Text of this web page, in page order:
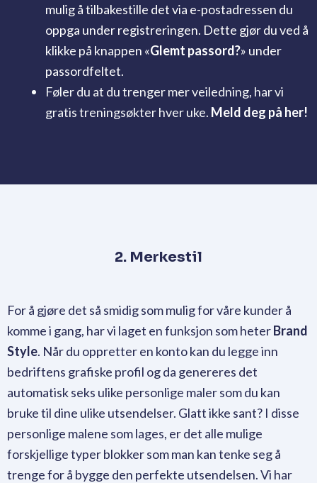
mulig å tilbakestille det via e-postadressen du
oppga under registreringen. Dette gjør du ved å
klikke på knappen «Glemt passord?» under
passordfeltet.
Føler du at du trenger mer veiledning, har vi
gratis treningsøkter hver uke. Meld deg på her!
2. Merkestil
For å gjøre det så smidig som mulig for våre kunder å
komme i gang, har vi laget en funksjon som heterBrand
Style. Når du oppretter en konto kan du legge inn
bedriftens grafiske profil og da genereres det
automatisk seks ulike personlige maler som du kan
bruke til dine ulike utsendelser. Glatt ikke sant? I disse
personlige malene som lages, er det alle mulige
forskjellige typer blokker som man kan tenke seg å
trenge for å bygge den perfekte utsendelsen. Vi har